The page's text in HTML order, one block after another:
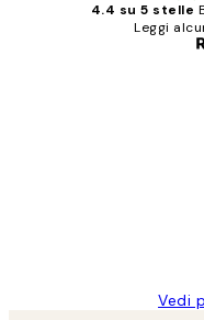
4.4 su 5 stelle
Leggi
Vedi